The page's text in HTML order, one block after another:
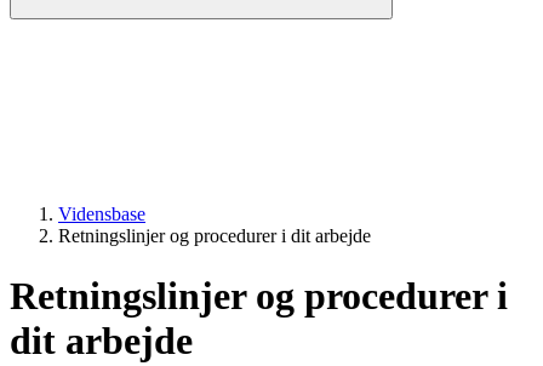
Vidensbase
Retningslinjer og procedurer i dit arbejde
Retningslinjer og procedurer i
dit arbejde